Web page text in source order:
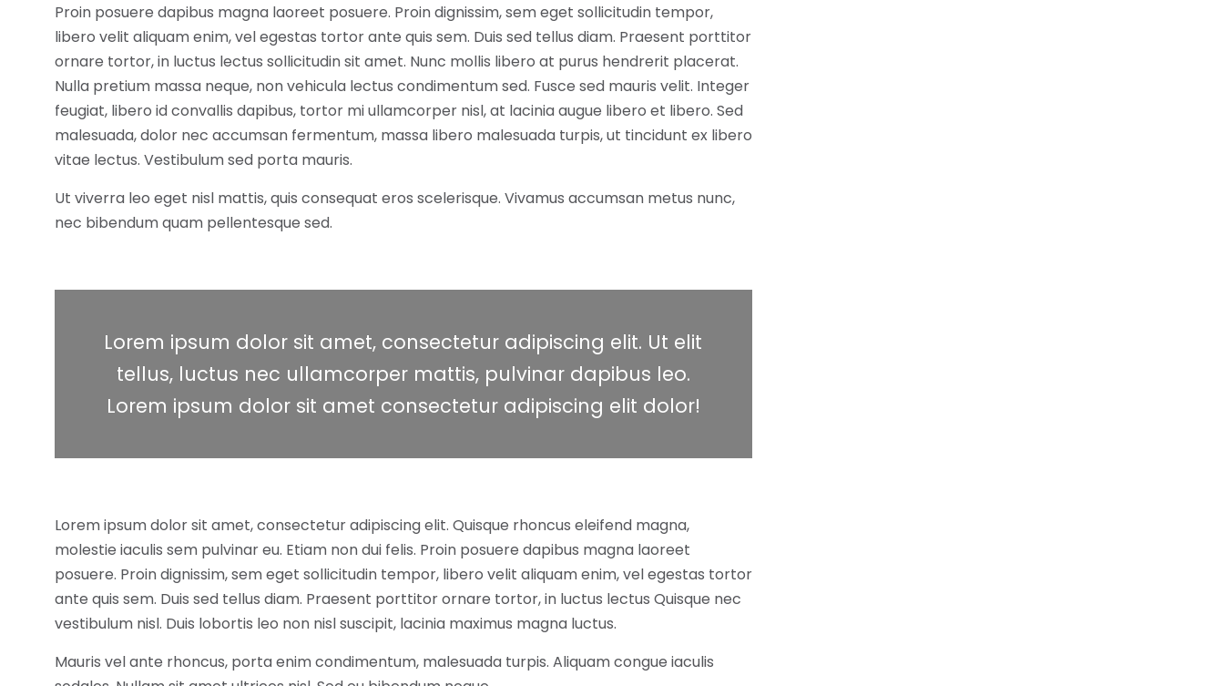
Proin posuere dapibus magna laoreet posuere. Proin dignissim, sem eget sollicitudin tempor,
libero velit aliquam enim, vel egestas tortor ante quis sem. Duis sed tellus diam. Praesent porttitor
ornare tortor, in luctus lectus sollicitudin sit amet. Nunc mollis libero at purus hendrerit placerat.
Nulla pretium massa neque, non vehicula lectus condimentum sed. Fusce sed mauris velit. Integer
feugiat, libero id convallis dapibus, tortor mi ullamcorper nisl, at lacinia augue libero et libero. Sed
malesuada, dolor nec accumsan fermentum, massa libero malesuada turpis, ut tincidunt ex libero
vitae lectus. Vestibulum sed porta mauris.
Ut viverra leo eget nisl mattis, quis consequat eros scelerisque. Vivamus accumsan metus nunc,
nec bibendum quam pellentesque sed.
Lorem ipsum dolor sit amet, consectetur adipiscing elit. Ut elit
tellus, luctus nec ullamcorper mattis, pulvinar dapibus leo.
Lorem ipsum dolor sit amet consectetur adipiscing elit dolor!
Lorem ipsum dolor sit amet, consectetur adipiscing elit. Quisque rhoncus eleifend magna,
molestie iaculis sem pulvinar eu. Etiam non dui felis. Proin posuere dapibus magna laoreet
posuere. Proin dignissim, sem eget sollicitudin tempor, libero velit aliquam enim, vel egestas tortor
ante quis sem. Duis sed tellus diam. Praesent porttitor ornare tortor, in luctus lectus Quisque nec
vestibulum nisl. Duis lobortis leo non nisl suscipit, lacinia maximus magna luctus.
Mauris vel ante rhoncus, porta enim condimentum, malesuada turpis. Aliquam congue iaculis